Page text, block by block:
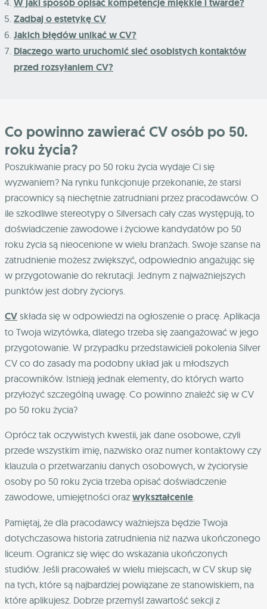
W jaki sposób opisać kompetencje miękkie i twarde?
Zadbaj o estetykę CV
Jakich błędów unikać w CV?
Dlaczego warto uruchomić sieć osobistych kontaktów
przed rozsyłaniem CV?
Co powinno zawierać CV osób po 50.
roku życia?
Poszukiwanie pracy po 50 roku życia wydaje Ci się
wyzwaniem? Na rynku funkcjonuje przekonanie, że starsi
pracownicy są niechętnie zatrudniani przez pracodawców. O
ile szkodliwe stereotypy o Silversach cały czas występują, to
doświadczenie zawodowe i życiowe kandydatów po 50
roku życia są nieocenione w wielu branżach. Swoje szanse na
zatrudnienie możesz zwiększyć, odpowiednio angażując się
w przygotowanie do rekrutacji. Jednym z najważniejszych
punktów jest dobry życiorys.
CV składa się w odpowiedzi na ogłoszenie o pracę. Aplikacja
to Twoja wizytówka, dlatego trzeba się zaangażować w jego
przygotowanie. W przypadku przedstawicieli pokolenia Silver
CV co do zasady ma podobny układ jak u młodszych
pracowników. Istnieją jednak elementy, do których warto
przyłożyć szczególną uwagę. Co powinno znaleźć się w CV
po 50 roku życia?
Oprócz tak oczywistych kwestii, jak dane osobowe, czyli
przede wszystkim imię, nazwisko oraz numer kontaktowy czy
klauzula o przetwarzaniu danych osobowych, w życiorysie
osoby po 50 roku życia trzeba opisać doświadczenie
zawodowe, umiejętności oraz wykształcenie.
Pamiętaj, że dla pracodawcy ważniejsza będzie Twoja
dotychczasowa historia zatrudnienia niż nazwa ukończonego
liceum. Ogranicz się więc do wskazania ukończonych
studiów. Jeśli pracowałeś w wielu miejscach, w CV skup się
na tych, które są najbardziej powiązane ze stanowiskiem, na
które aplikujesz. Dobrze przemyśl zawartość sekcji z